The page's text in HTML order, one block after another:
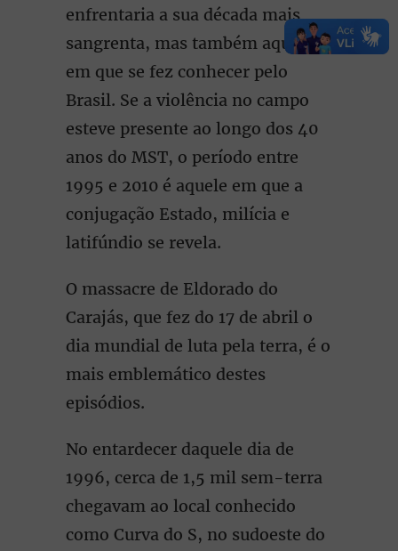
enfrentaria a sua década mais
sangrenta, mas também aquela
em que se fez conhecer pelo
Brasil. Se a violência no campo
esteve presente ao longo dos 40
anos do MST, o período entre
1995 e 2010 é aquele em que a
conjugação Estado, milícia e
latifúndio se revela.
O massacre de Eldorado do
Carajás, que fez do 17 de abril o
dia mundial de luta pela terra, é o
mais emblemático destes
episódios.
No entardecer daquele dia de
1996, cerca de 1,5 mil sem-terra
chegavam ao local conhecido
como Curva do S, no sudoeste do